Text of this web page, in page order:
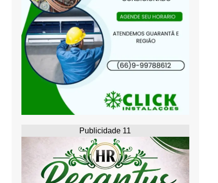
Publicidade 11